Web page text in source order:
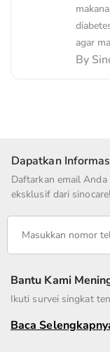
agar
By
Dapatkan
Daftarkan email
eksklusif dari sinocare!
Bantu Kami
Ikuti survei singkat
Baca